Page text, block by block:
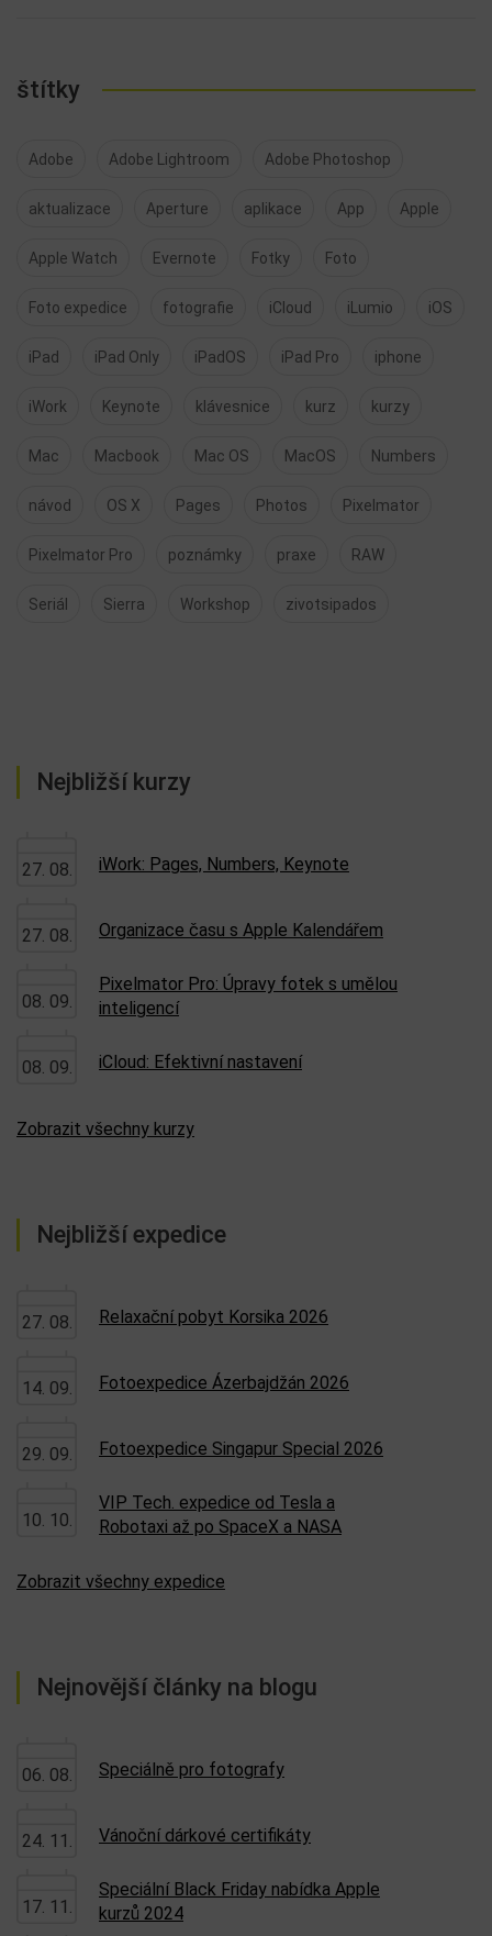
štítky
Adobe Adobe Lightroom Adobe Photoshop
aktualizace Aperture aplikace App Apple
Apple Watch Evernote Fotky Foto
Foto expedice fotografie iCloud iLumio iOS
iPad iPad Only iPadOS iPad Pro iphone
iWork Keynote klávesnice kurz kurzy
Mac Macbook Mac OS MacOS Numbers
návod OS X Pages Photos Pixelmator
Pixelmator Pro poznámky praxe RAW
Seriál Sierra Workshop zivotsipados
Nejbližší kurzy
27. 08. iWork: Pages, Numbers, Keynote
27. 08. Organizace času s Apple Kalendářem
08. 09.
Pixelmator Pro: Úpravy fotek s umělou
inteligencí
08. 09. iCloud: Efektivní nastavení
Zobrazit všechny kurzy
Nejbližší expedice
27. 08. Relaxační pobyt Korsika 2026
14. 09. Fotoexpedice Ázerbajdžán 2026
29. 09. Fotoexpedice Singapur Special 2026
10. 10.
VIP Tech. expedice od Tesla a
Robotaxi až po SpaceX a NASA
Zobrazit všechny expedice
Nejnovější články na blogu
06. 08. Speciálně pro fotografy
24. 11. Vánoční dárkové certifikáty
17. 11.
Speciální Black Friday nabídka Apple
kurzů 2024